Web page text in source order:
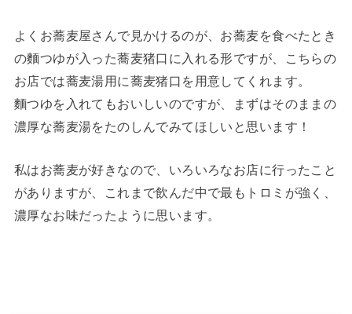
よくお蕎麦屋さんで見かけるのが、お蕎麦を食べたとき
の麵つゆが入った蕎麦猪口に入れる形ですが、こちらの
お店では蕎麦湯用に蕎麦猪口を用意してくれます。
麵つゆを入れてもおいしいのですが、まずはそのままの
濃厚な蕎麦湯をたのしんでみてほしいと思います！
私はお蕎麦が好きなので、いろいろなお店に行ったこと
がありますが、これまで飲んだ中で最もトロミが強く、
濃厚なお味だったように思います。